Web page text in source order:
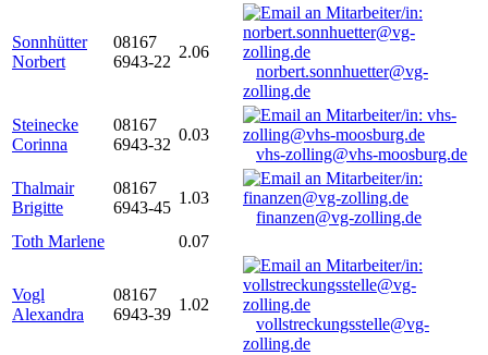
Sonnhütter
Norbert
08167
6943-22
2.06
norbert.sonnhuetter@vg-
zolling.de
Steinecke
Corinna
08167
6943-32
0.03
vhs-zolling@vhs-moosburg.de
Thalmair
Brigitte
08167
6943-45
1.03
finanzen@vg-zolling.de
Toth Marlene
0.07
Vogl
Alexandra
08167
6943-39
1.02
vollstreckungsstelle@vg-
zolling.de